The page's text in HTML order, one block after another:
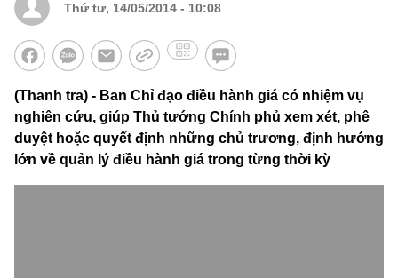
Thứ tư, 14/05/2014 - 10:08
(Thanh tra) - Ban Chỉ đạo điều hành giá có nhiệm vụ
nghiên cứu, giúp Thủ tướng Chính phủ xem xét, phê
duyệt hoặc quyết định những chủ trương, định hướng
lớn về quản lý điều hành giá trong từng thời kỳ